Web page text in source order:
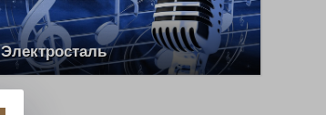
Электросталь